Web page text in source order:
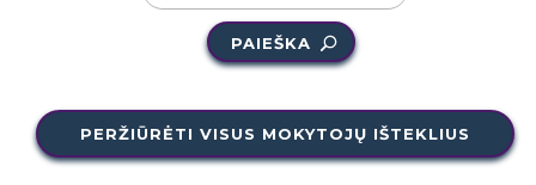
PAIEŠKA
PERŽIŪRĖTI VISUS MOKYTOJŲ IŠTEKLIUS